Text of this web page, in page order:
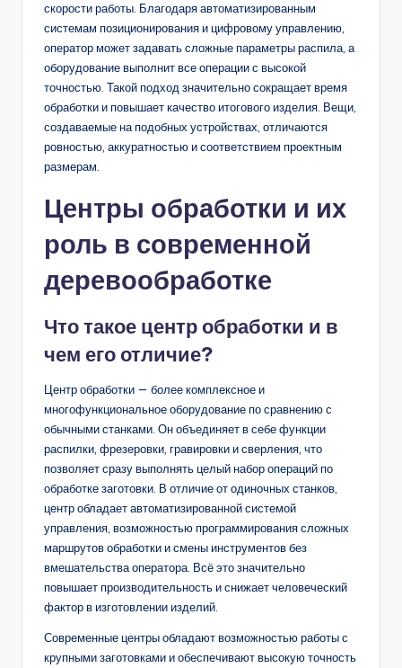
скорости работы. Благодаря автоматизированным
системам позиционирования и цифровому управлению,
оператор может задавать сложные параметры распила, а
оборудование выполнит все операции с высокой
точностью. Такой подход значительно сокращает время
обработки и повышает качество итогового изделия. Вещи,
создаваемые на подобных устройствах, отличаются
ровностью, аккуратностью и соответствием проектным
размерам.
Центры обработки и их
роль в современной
деревообработке
Что такое центр обработки и в
чем его отличие?
Центр обработки — более комплексное и
многофункциональное оборудование по сравнению с
обычными станками. Он объединяет в себе функции
распилки, фрезеровки, гравировки и сверления, что
позволяет сразу выполнять целый набор операций по
обработке заготовки. В отличие от одиночных станков,
центр обладает автоматизированной системой
управления, возможностью программирования сложных
маршрутов обработки и смены инструментов без
вмешательства оператора. Всё это значительно
повышает производительность и снижает человеческий
фактор в изготовлении изделий.
Современные центры обладают возможностью работы с
крупными заготовками и обеспечивают высокую точность